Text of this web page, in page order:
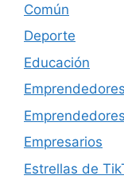
Común
Deporte
Educación
Emprendedores
Empresarios
Estrellas de